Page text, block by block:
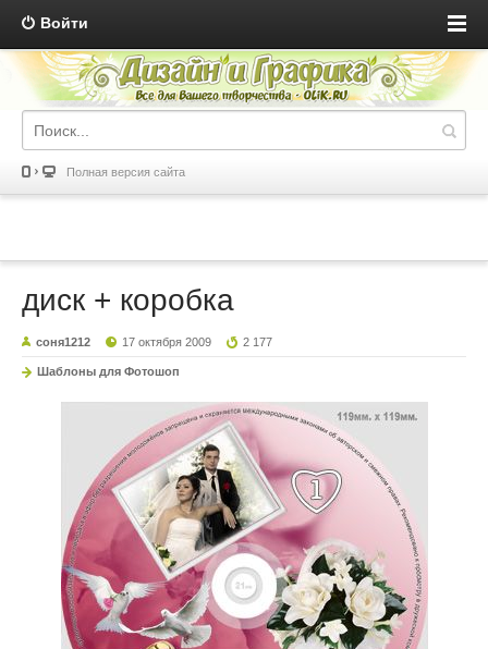
Войти
Полная версия сайта
диск + коробка
соня1212 17 октября 2009 2 177
Шаблоны для Фотошоп